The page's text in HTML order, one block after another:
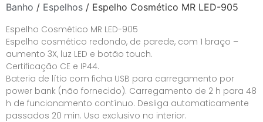
Banho / Espelhos / Espelho Cosmético MR LED-905
Espelho Cosmético MR LED-905
Espelho cosmético redondo, de parede, com 1 braço –
aumento 3X, luz LED e botão touch.
Certificação CE e IP44.
Bateria de lítio com ficha USB para carregamento por
power bank (não fornecido). Carregamento de 2 h para 48
h de funcionamento contínuo. Desliga automaticamente
passados 20 min. Uso exclusivo no interior.